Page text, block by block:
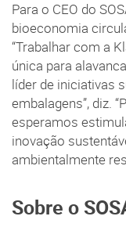
Para o CEO do
bioeconomia
“Trabalhar com a
única para
líder de iniciativas
embalagens”, diz.
esperamos
inovação
ambientalmente
Sobre o